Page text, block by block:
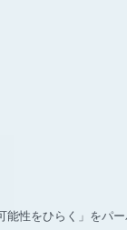
能性をひらく」をパ